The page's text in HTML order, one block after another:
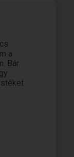
a
Bár